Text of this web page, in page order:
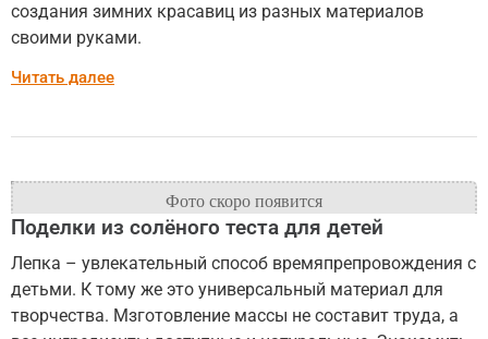
создания зимних красавиц из разных материалов
своими руками.
Читать далее
Поделки из солёного теста для детей
Лепка – увлекательный способ времяпрепровождения с
детьми. К тому же это универсальный материал для
творчества. Мзготовление массы не составит труда, а